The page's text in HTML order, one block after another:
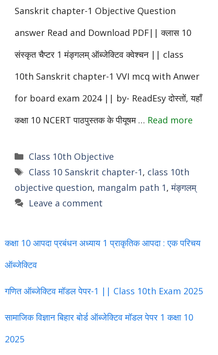
Sanskrit chapter-1 Objective Question
answer Read and Download PDF|| क्लास 10
संस्कृत चैप्टर 1 मंङ्गलम् ऑब्जेक्टिव क्वेश्चन || class
10th Sanskrit chapter-1 VVI mcq with Anwer
for board exam 2024 || by- ReadEsy दोस्तों, यहाँ
कक्षा 10 NCERT पाठपुस्तक के पीयूषम … Read more
Categories
Class 10th Objective
Tags
Class 10 Sanskrit chapter-1, class 10th
objective question, mangalm path 1,मंङ्गलम्
Leave a comment
कक्षा 10 आपदा प्रबंधन अध्याय 1 प्राकृतिक आपदा : एक परिचय
ऑब्जेक्टिव
गणित ऑब्जेक्टिव मॉडल पेपर-1 || Class 10th Exam 2025
सामाजिक विज्ञान बिहार बोर्ड ऑब्जेक्टिव मॉडल पेपर 1 कक्षा 10
2025